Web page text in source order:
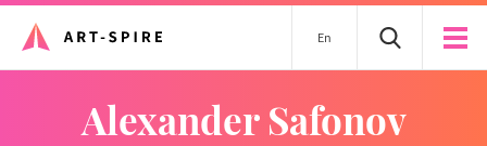
En
Alexander Safonov